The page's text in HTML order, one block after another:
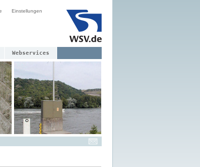
Einstellungen
Webservices